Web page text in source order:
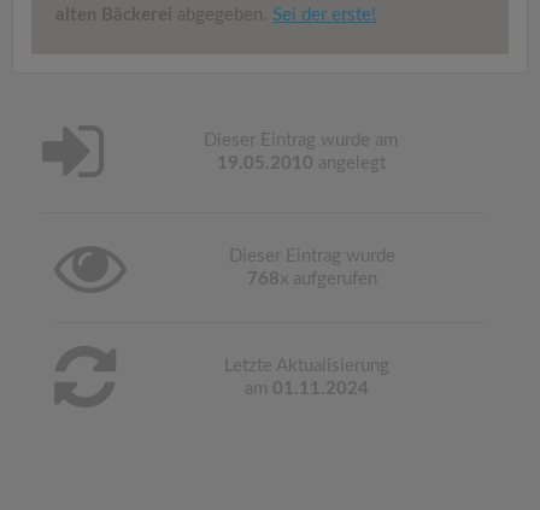
alten Bäckerei abgegeben. Sei der erste!
Dieser Eintrag wurde am
19.05.2010 angelegt
Dieser Eintrag wurde
768x aufgerufen
Letzte Aktualisierung
am 01.11.2024